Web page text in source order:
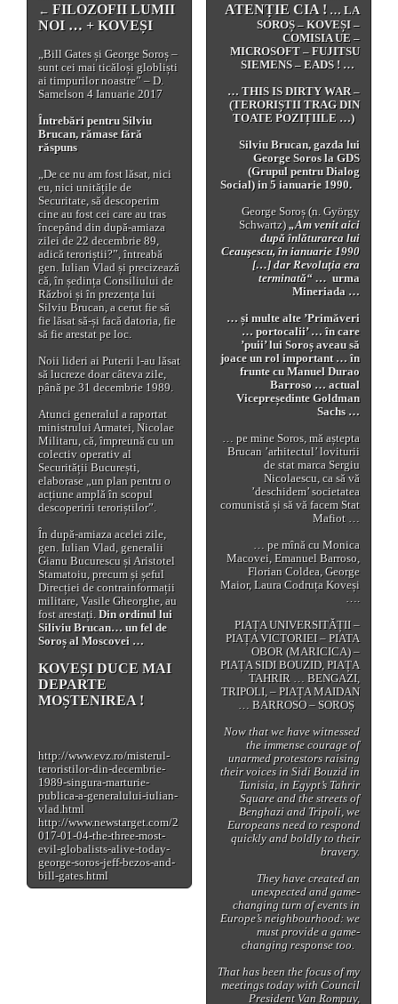
← FILOZOFII LUMII
NOI … + KOVEȘI
„Bill Gates și George Soroș –
sunt cei mai ticăloși globliști
ai timpurilor noastre” – D.
Samelson 4 Ianuarie 2017
Întrebări pentru Silviu
Brucan, rămase fără
răspuns
„De ce nu am fost lăsat, nici
eu, nici unitățile de
Securitate, să descoperim
cine au fost cei care au tras
începând din după-amiaza
zilei de 22 decembrie 89,
adică teroriștii?”, întreabă
gen. Iulian Vlad și precizează
că, în ședința Consiliului de
Război și în prezența lui
Silviu Brucan, a cerut fie să
fie lăsat să-și facă datoria, fie
să fie arestat pe loc.
Noii lideri ai Puterii l-au lăsat
să lucreze doar câteva zile,
până pe 31 decembrie 1989.
Atunci generalul a raportat
ministrului Armatei, Nicolae
Militaru, că, împreună cu un
colectiv operativ al
Securității București,
elaborase „un plan pentru o
acțiune amplă în scopul
descoperirii teroriștilor”.
În după-amiaza acelei zile,
gen. Iulian Vlad, generalii
Gianu Bucurescu și Aristotel
Stamatoiu, precum și șeful
Direcției de contrainformații
militare, Vasile Gheorghe, au
fost arestați. Din ordinul lui
Siliviu Brucan… un fel de
Soroș al Moscovei …
KOVEȘI DUCE MAI
DEPARTE
MOȘTENIREA !
http://www.evz.ro/misterul-
teroristilor-din-decembrie-
1989-singura-marturie-
publica-a-generalului-iulian-
vlad.html
http://www.newstarget.com/2
017-01-04-the-three-most-
evil-globalists-alive-today-
george-soros-jeff-bezos-and-
bill-gates.html
ATENȚIE CIA ! … LA
SOROȘ – KOVEȘI –
COMISIA UE –
MICROSOFT – FUJITSU
SIEMENS – EADS ! …
… THIS IS DIRTY WAR –
(TERORIȘTII TRAG DIN
TOATE POZIȚIILE …)
Silviu Brucan, gazda lui
George Soros la GDS
(Grupul pentru Dialog
Social) in 5 ianuarie 1990.
George Soroș (n. György
Schwartz)„Am venit aici
după înlăturarea lui
Ceauşescu, în ianuarie 1990
[…] dar Revoluţia era
terminată“ … urma
Mineriada …
… și multe alte ’Primăveri
… portocalii’ … în care
’puii’ lui Soroș aveau să
joace un rol important … în
frunte cu Manuel Durao
Barroso … actual
Vicepreședinte Goldman
Sachs …
… pe mine Soros, mă aștepta
Brucan ’arhitectul’ loviturii
de stat marca Sergiu
Nicolaescu, ca să vă
’deschidem’ societatea
comunistă și să vă facem Stat
Mafiot …
… pe mînă cu Monica
Macovei, Emanuel Barroso,
Florian Coldea, George
Maior, Laura Codruța Koveși
PIAȚA UNIVERSITĂȚII –
PIAȚA VICTORIEI – PIATA
OBOR (MARICICA) –
PIAȚA SIDI BOUZID, PIAȚA
TAHRIR … BENGAZI,
TRIPOLI, – PIAȚA MAIDAN
… BARROSO – SOROȘ
Now that we have witnessed
the immense courage of
unarmed protestors raising
their voices in Sidi Bouzid in
Tunisia, in Egypt’s Tahrir
Square and the streets of
Benghazi and Tripoli, we
Europeans need to respond
quickly and boldly to their
bravery.
They have created an
unexpected and game-
changing turn of events in
Europe’s neighbourhood: we
must provide a game-
changing response too.
That has been the focus of my
meetings today with Council
President Van Rompuy,